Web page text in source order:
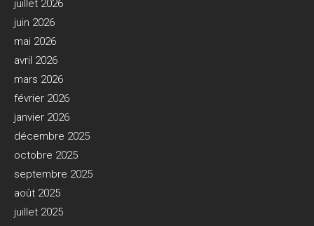
juillet 2026
juin 2026
mai 2026
avril 2026
mars 2026
février 2026
janvier 2026
décembre 2025
octobre 2025
septembre 2025
août 2025
juillet 2025